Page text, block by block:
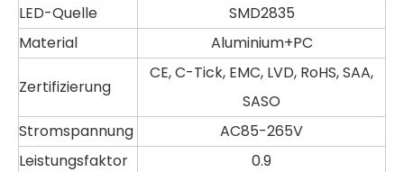
LED-Quelle
SMD2835
Material
Aluminium+PC
Zertifizierung
CE, C-Tick, EMC, LVD, RoHS, SAA,
SASO
Stromspannung
AC85-265V
Leistungsfaktor
0.9